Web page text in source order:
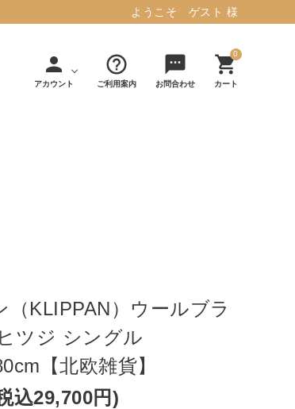
ようこそ ゲスト 様
person
アカウント
help_outline
ご利用案内
sms
お問合わせ
0
shopping_cart
カート
詳しく見る
（KLIPPAN）ウールブラ
ツジ シングル
【北欧雑貨】
込29,700円)